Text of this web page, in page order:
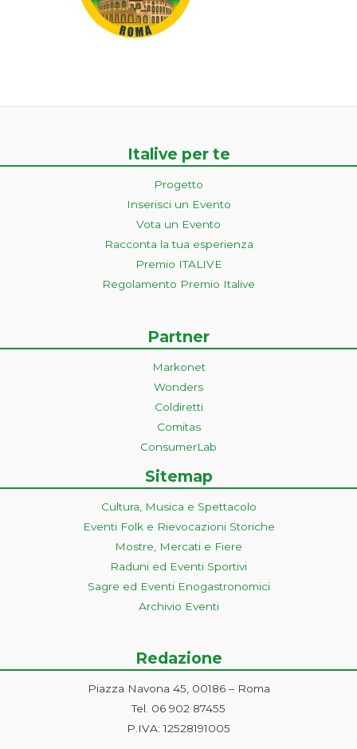
Italive per te
Progetto
Inserisci un Evento
Vota un Evento
Racconta la tua esperienza
Premio ITALIVE
Regolamento Premio Italive
Partner
Markonet
Wonders
Coldiretti
Comitas
ConsumerLab
Sitemap
Cultura, Musica e Spettacolo
Eventi Folk e Rievocazioni Storiche
Mostre, Mercati e Fiere
Raduni ed Eventi Sportivi
Sagre ed Eventi Enogastronomici
Archivio Eventi
Redazione
Piazza Navona 45, 00186 – Roma
Tel. 06 902 87455
P.IVA: 12528191005